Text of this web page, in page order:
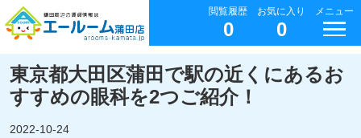
閲覧履歴
0
お気に入り
0
メニュー
東京都大田区蒲田で駅の近くにあるお
すすめの眼科を2つご紹介！
2022-10-24